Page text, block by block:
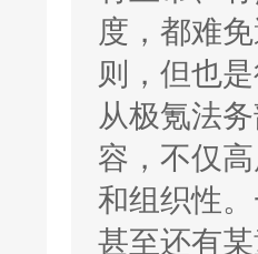
度，都难
则，但也
从极氪法
容，不仅
和组织性
甚至还有